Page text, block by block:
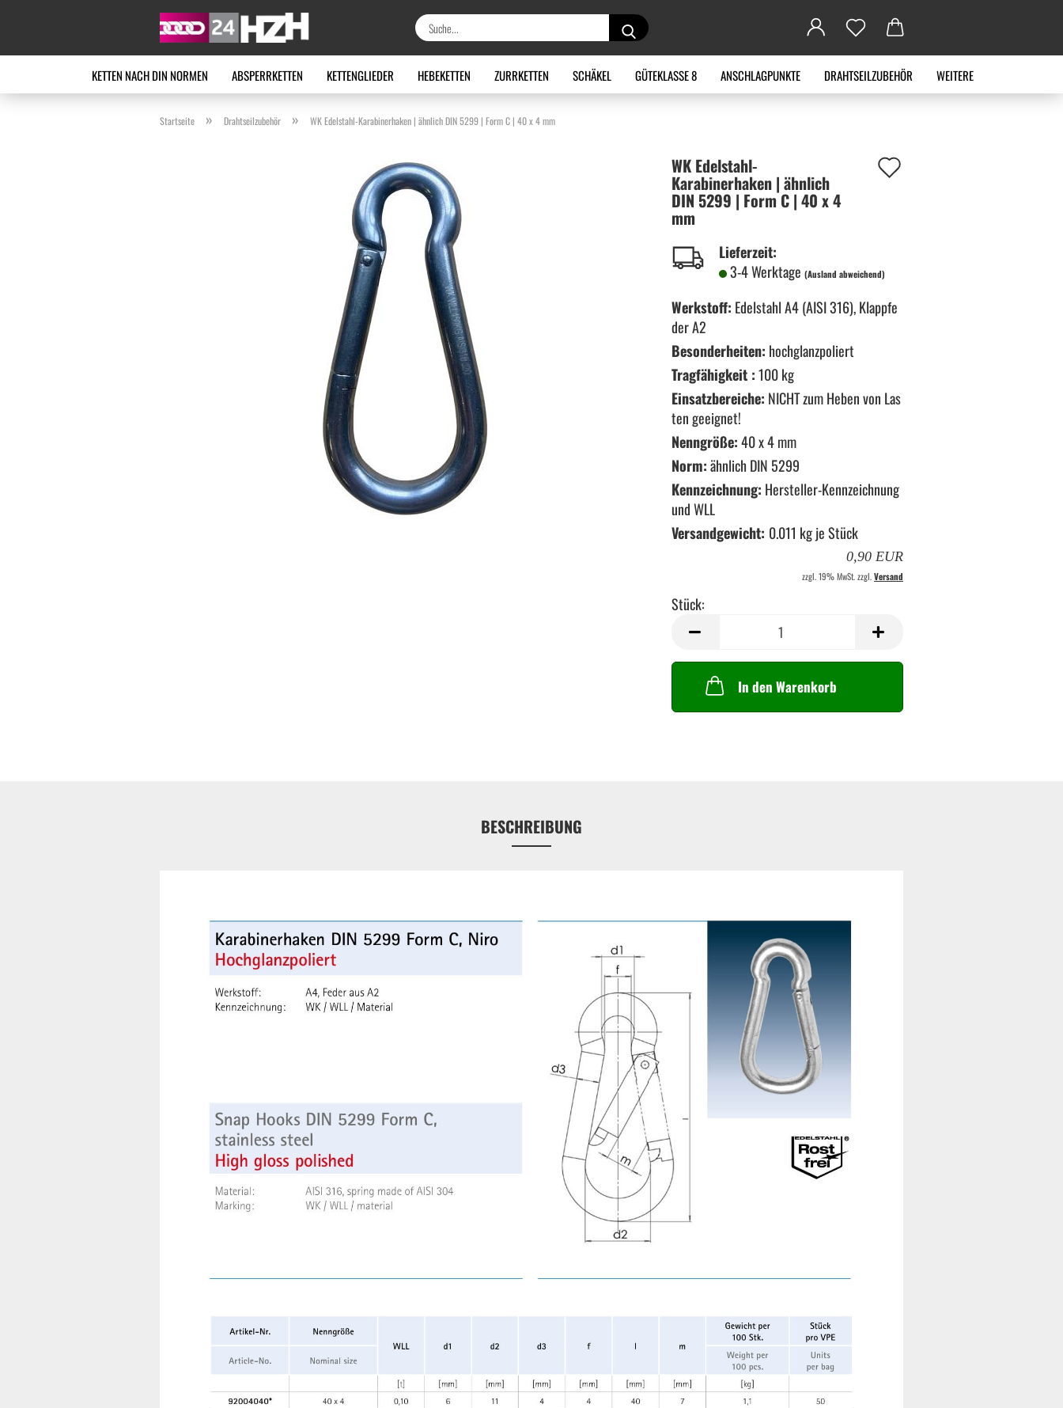
Suche...
KETTEN NACH DIN NORMEN ABSPERRKETTEN KETTENGLIEDER HEBEKETTEN ZURRKETTEN SCHÄKEL GÜTEKLASSE 8 ANSCHLAGPUNKTE DRAHTSEILZUBEHÖR WEITERE
Startseite » Drahtseilzubehör » WK Edelstahl-Karabinerhaken | ähnlich DIN 5299 | Form C | 40 x 4 mm
WK Edelstahl-​
Karabinerhaken | ähn­lich
DIN 5299 | Form C | 40 x 4
mm
Lieferzeit:
3-4 Werktage (Ausland abweichend)
Werkstoff: Edelstahl A4 (AISI 316), Klappfe
der A2
Besonderheiten: hochglanzpoliert
Tragfähigkeit :100 kg
Einsatzbereiche: NICHT zum Heben von Las
ten geeignet!
Nenngröße:40 x 4 mm
Norm:ähnlich DIN 5299
Kennzeichnung: Hersteller-Kennzeichnung
und WLL
Versandgewicht: 0.011 kg je Stück
0,90 EUR
zzgl. 19% MwSt. zzgl.Versand
Stück:
Stück
In den Warenkorb
BESCHREIBUNG